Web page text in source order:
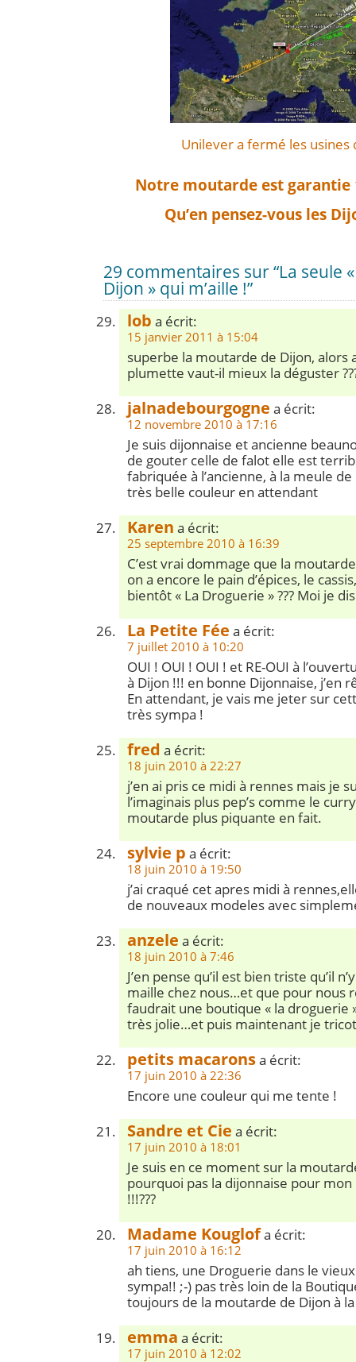
Unilever a fermé les usines
Notre moutarde est garantie
Qu’en pensez-vous les
29 commentaires sur “La seule
Dijon » qui m’aille !”
lob a écrit:
15 janvier 2011 à 15:04
superbe la moutarde de Dijon, alors
plumette vaut-il mieux la déguster
jalnadebourgogne a écrit:
12 novembre 2010 à 17:16
Je suis dijonnaise et ancienne
de gouter celle de falot elle est
fabriquée à l’ancienne, à la meule
très belle couleur en attendant
Karen a écrit:
25 septembre 2010 à 16:39
C’est vrai dommage que la
on a encore le pain d’épices, le
bientôt « La Droguerie » ??? Moi je
La Petite Fée a écrit:
7 juillet 2010 à 10:20
OUI ! OUI ! OUI ! et RE-OUI à
à Dijon !!! en bonne Dijonnaise, j’en
En attendant, je vais me jeter sur
très sympa !
fred a écrit:
18 juin 2010 à 22:27
j’en ai pris ce midi à rennes mais je
l’imaginais plus pep’s comme le
moutarde plus piquante en fait.
sylvie p a écrit:
18 juin 2010 à 19:50
j’ai craqué cet apres midi à
de nouveaux modeles avec
anzele a écrit:
18 juin 2010 à 7:46
J’en pense qu’il est bien triste qu’il
maille chez nous…et que pour nous
faudrait une boutique « la droguerie
très jolie…et puis maintenant je
petits macaronsa écrit:
17 juin 2010 à 22:36
Encore une couleur qui me tente !
Sandre et Cie a écrit:
17 juin 2010 à 18:01
Je suis en ce moment sur la
pourquoi pas la dijonnaise pour
!!!???
Madame Kouglofa écrit:
17 juin 2010 à 16:12
ah tiens, une Droguerie dans le
sympa!! ;-) pas très loin de la
toujours de la moutarde de Dijon à
emma a écrit:
17 juin 2010 à 12:02